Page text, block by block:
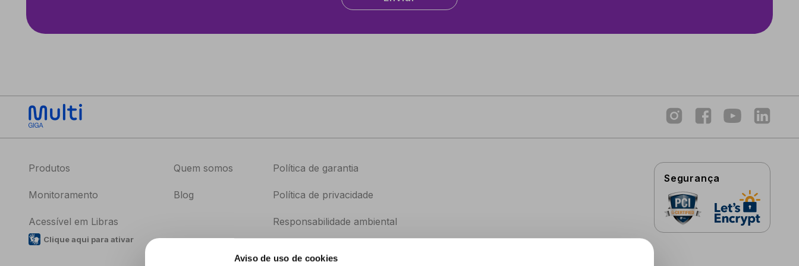
Aviso de uso de cookies
Produtos
Monitoramento
Acessível em Libras
Clique aqui para ativar
Quem somos
Blog
Política de garantia
Política de privacidade
Responsabilidade ambiental
Segurança